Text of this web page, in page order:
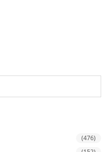
(476)